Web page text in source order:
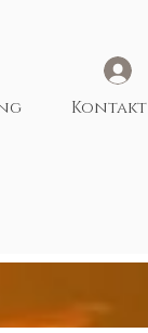
Kontakt